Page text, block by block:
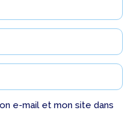
e-mail et mon site dans